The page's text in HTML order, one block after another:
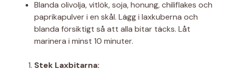
Blanda olivolja, vitlök, soja, honung, chiliflakes och
paprikapulver i en skål. Lägg i laxkuberna och
blanda försiktigt så att alla bitar täcks. Låt
marinera i minst 10 minuter.
Stek Laxbitarna: